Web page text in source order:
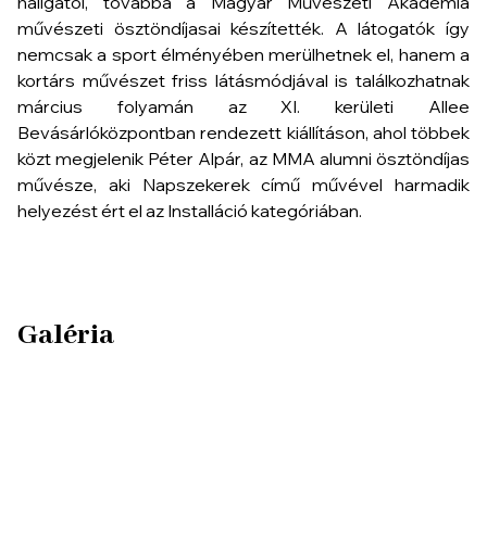
művészeti ösztöndíjasai készítették. A látogatók így
nemcsak a sport élményében merülhetnek el, hanem a
kortárs művészet friss látásmódjával is találkozhatnak
március folyamán az XI. kerületi Allee
Bevásárlóközpontban rendezett kiállításon, ahol többek
közt megjelenik Péter Alpár, az MMA alumni ösztöndíjas
művésze, aki Napszekerekcímű művével harmadik
helyezést ért el az Installáció kategóriában.
Galéria